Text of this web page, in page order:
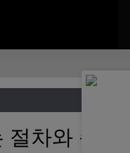
차와 준비서